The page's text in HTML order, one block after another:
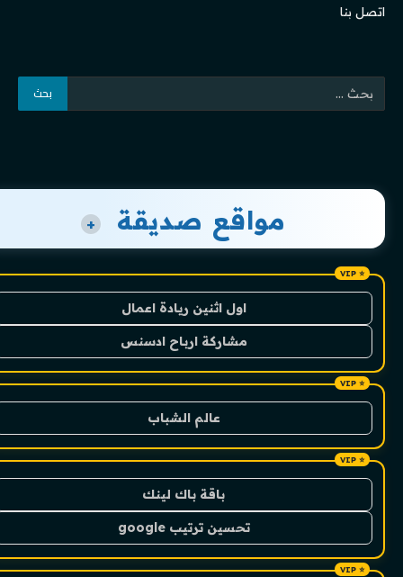
اتصل بنا
مواقع صديقة +
اول اثنين ريادة اعمال
مشاركة ارباح ادسنس
عالم الشباب
باقة باك لينك
تحسين ترتيب google